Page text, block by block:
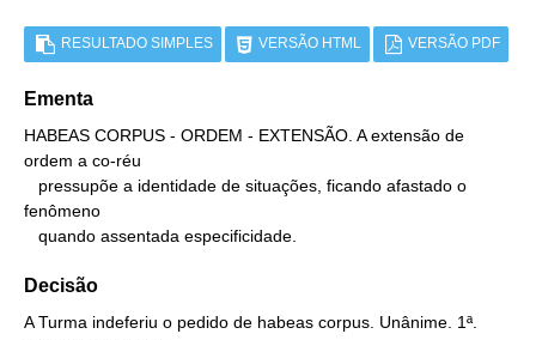
RESULTADO SIMPLES VERSÃO HTML VERSÃO PDF
Ementa
HABEAS CORPUS - ORDEM - EXTENSÃO. A extensão de
ordem a co-réu
fenômeno
   quando assentada especificidade.
Decisão
A Turma indeferiu o pedido de habeas corpus. Unânime. 1ª.